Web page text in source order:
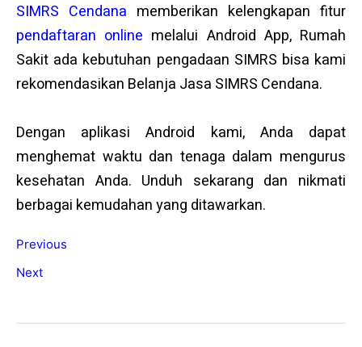
SIMRS Cendana memberikan kelengkapan fitur
pendaftaran online melalui Android App, Rumah
Sakit ada kebutuhan pengadaan SIMRS bisa kami
rekomendasikan Belanja Jasa SIMRS Cendana.
Dengan aplikasi Android kami, Anda dapat
menghemat waktu dan tenaga dalam mengurus
kesehatan Anda. Unduh sekarang dan nikmati
berbagai kemudahan yang ditawarkan.
Previous
Next